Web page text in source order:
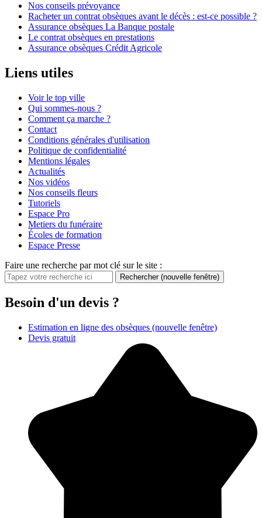
Nos conseils prévoyance
Racheter un contrat obsèques avant le décès : est-ce possible ?
Assurance obsèques La Banque postale
Le contrat obsèques en prestations
Assurance obsèques Crédit Agricole
Liens utiles
Voir le top ville
Qui sommes-nous ?
Comment ça marche ?
Contact
Conditions générales d'utilisation
Politique de confidentialité
Mentions légales
Actualités
Nos vidéos
Nos conseils fleurs
Tutoriels
Espace Pro
Metiers du funéraire
Écoles de formation
Espace Presse
Faire une recherche par mot clé sur le site :
Rechercher (nouvelle fenêtre)
Besoin d'un devis ?
Estimation en ligne des obsèques (nouvelle fenêtre)
Devis gratuit